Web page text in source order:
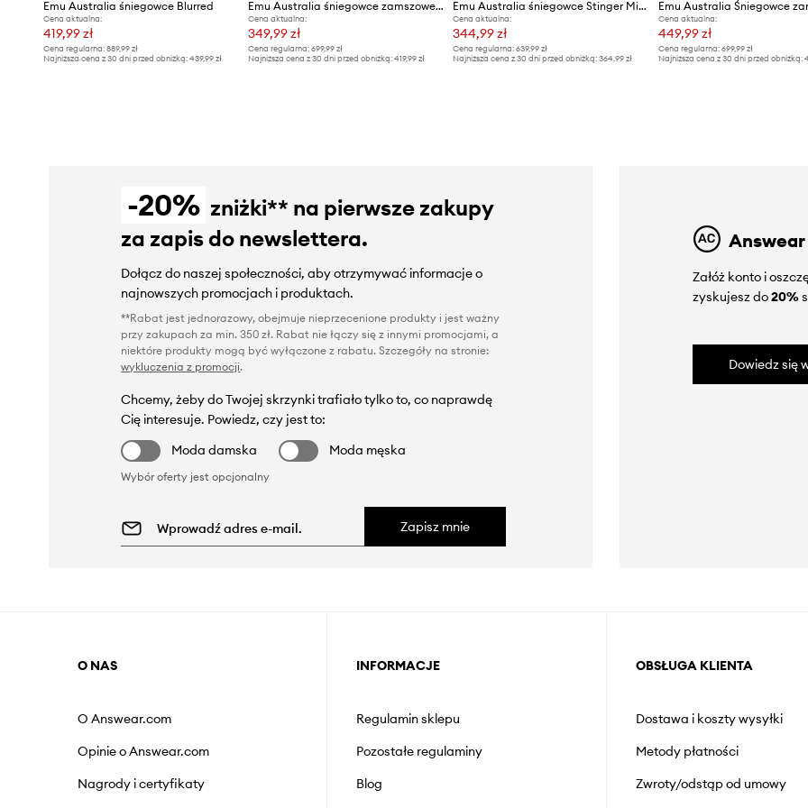
Emu Australia śniegowce Blurred
Cena aktualna:
419,99 zł
Cena regularna: 889,99 zł
Najniższa cena z 30 dni przed obniżką: 439,99 zł
Emu Australia śniegowce zamszowe Sharky Mini
Cena aktualna:
349,99 zł
Cena regularna:699,99 zł
Najniższa cena z 30 dni przed obniżką:419,99 zł
Emu Australia śniegowce Stinger Micro OLI
Cena aktualna:
344,99 zł
Cena regularna: 639,99 zł
Najniższa cena z 30 dni przed obniżką: 364,99 zł
Emu Australia Śniegowce
Cena aktualna:
449,99 zł
Cena regularna: 699,99 zł
Najniższa cena z 30 dni przed obniżką:
-20% zniżki** na pierwsze zakupy
za zapis do newslettera.
Dołącz do naszej społeczności, aby otrzymywać informacje o
najnowszych promocjach i produktach.
**Rabat jest jednorazowy, obejmuje nieprzecenione produkty i jest ważny
przy zakupach za min. 350 zł. Rabat nie łączy się z innymi promocjami, a
niektóre produkty mogą być wyłączone z rabatu. Szczegóły na stronie:
wykluczenia z promocji.
Chcemy, żeby do Twojej skrzynki trafiało tylko to, co naprawdę
Cię interesuje. Powiedz, czy jest to:
Moda damska
Moda męska
Wybór oferty jest opcjonalny
Zapisz mnie
Załóż konto i
zyskujesz do20%
Dowiedz się
O NAS
O Answear.com
Opinie o Answear.com
Nagrody i certyfikaty
INFORMACJE
Regulamin sklepu
Pozostałe regulaminy
Blog
OBSŁUGA KLIENTA
Dostawa i koszty wysyłki
Metody płatności
Zwroty/odstąp od umowy